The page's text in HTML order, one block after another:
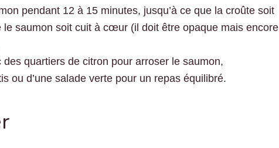
pendant 12 à 15 minutes, jusqu’à ce que la croûte soit
le saumon soit cuit à cœur (il doit être opaque mais encore
quartiers de citron pour arroser le saumon,
ou d’une salade verte pour un repas équilibré.